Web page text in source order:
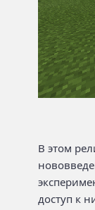
В этом
доступ к